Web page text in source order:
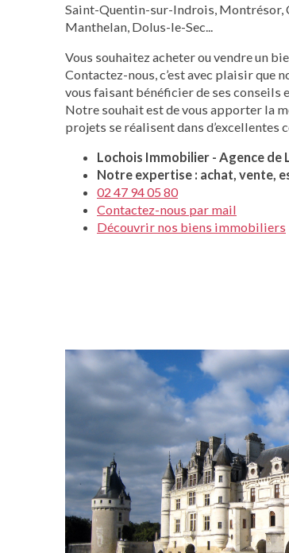
Saint-Quentin-sur-Indrois, Montrésor,
Manthelan, Dolus-le-Sec...
Vous souhaitez acheter ou vendre un
Contactez-nous, c’est avec plaisir que
vous faisant bénéficier de ses conseils
Notre souhait est de vous apporter la
projets se réalisent dans d’excellentes
Lochois Immobilier - Agence de
Notre expertise : achat, vente,
02 47 94 05 80
Contactez-nous par mail
Découvrir nos biens immobiliers